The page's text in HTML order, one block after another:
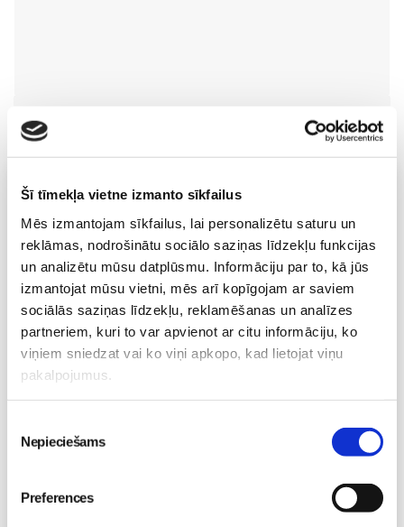
Šī tīmekļa vietne izmanto sīkfailus
Mēs izmantojam sīkfailus, lai personalizētu saturu un
reklāmas, nodrošinātu sociālo saziņas līdzekļu funkcijas
un analizētu mūsu datplūsmu. Informāciju par to, kā jūs
izmantojat mūsu vietni, mēs arī kopīgojam ar saviem
sociālās saziņas līdzekļu, reklamēšanas un analīzes
partneriem, kuri to var apvienot ar citu informāciju, ko
viņiem sniedzat vai ko viņi apkopo, kad lietojat viņu
pakalpojumus.
izvēle
Nepieciešams
Preferences
Vaksācija topošajām un jaunajām māmiņām
07.08 16:30-17:00
Izpārdots
Nodarbības citā laikā
Grūtnieču masāža, pēcdzemdību masāža, ķermeņa
masāža Māmiņu klubā pie masāžas speciālistes Olgas
Brīvo vietu skaits: